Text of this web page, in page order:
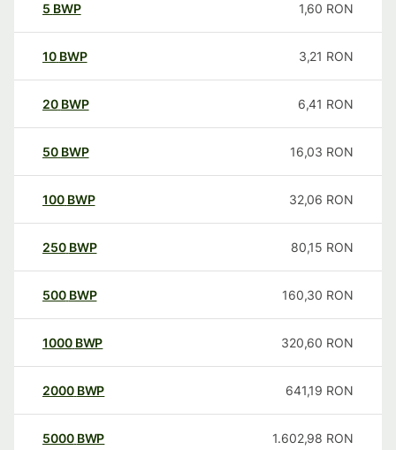
5 BWP 1,60 RON
10 BWP 3,21 RON
20 BWP 6,41 RON
50 BWP 16,03 RON
100 BWP 32,06 RON
250 BWP 80,15 RON
500 BWP 160,30 RON
1000 BWP 320,60 RON
2000 BWP 641,19 RON
5000 BWP 1.602,98 RON